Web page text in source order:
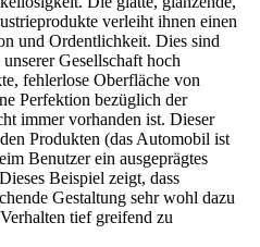
verleiht ihnen einen
und Ordentlichkeit. Dies sind
Gesellschaft hoch
fehlerlose Oberfläche von
Perfektion bezüglich der
immer vorhanden ist. Dieser
Produkten (das Automobil ist
Benutzer ein ausgeprägtes
Beispiel zeigt, dass
Gestaltung sehr wohl dazu
tief greifend zu